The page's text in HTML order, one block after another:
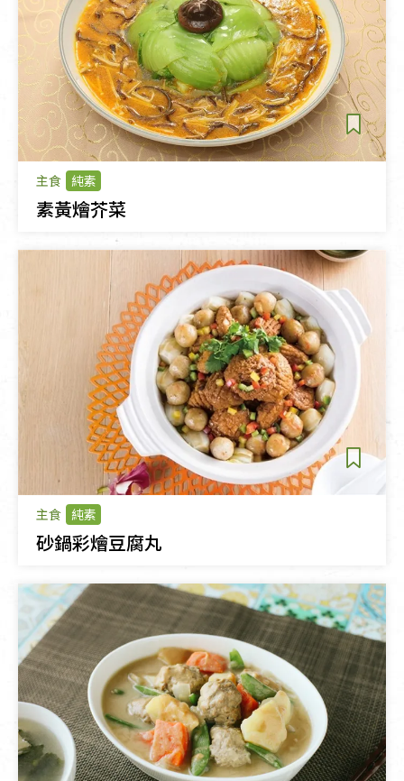
主食 純素
素黃燴芥菜
主食 純素
砂鍋彩燴豆腐丸